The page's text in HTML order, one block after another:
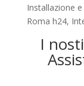
Installazione
Roma h24,
I